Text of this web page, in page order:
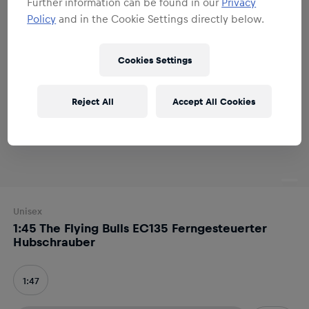
Unisex
1:45 The Flying Bulls EC135 Ferngesteuerter
Hubschrauber
1:47
Policy and in the Cookie Settings directly below.
Cookies Settings
Reject All Accept All Cookies